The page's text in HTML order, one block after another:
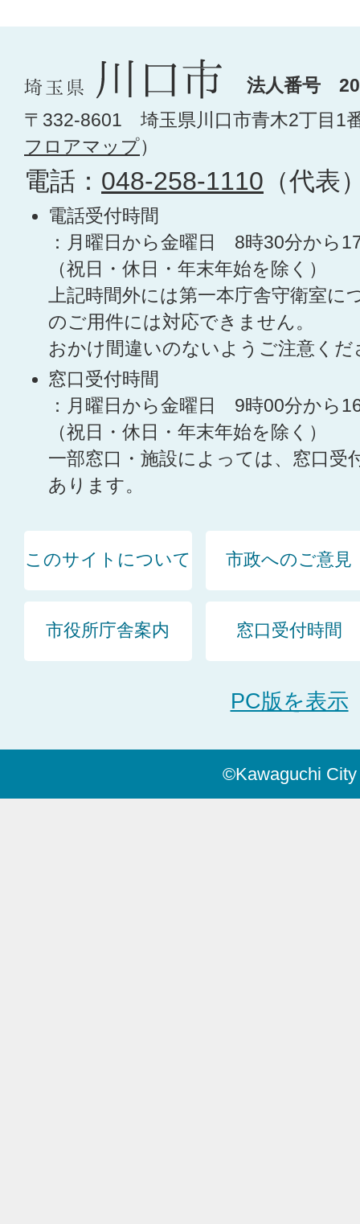
法人番号
〒332-8601 埼玉県川口市青木2丁目1
フロアマップ）
電話： 048-258-1110 （代表
電話受付時間
：月曜日から金曜日 8時30分から
（祝日・休日・年末年始を除く）
上記時間外には第一本庁舎守衛室に
のご用件には対応できません。
おかけ間違いのないようご注意くだ
窓口受付時間
：月曜日から金曜日 9時00分から
（祝日・休日・年末年始を除く）
一部窓口・施設によっては、窓口受
あります。
このサイトについて 市政へのご意見
市役所庁舎案内 窓口受付時間
PC版を表示
©Kawaguchi City